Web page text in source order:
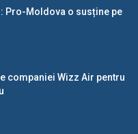
Pro-Moldova o susține pe
companiei Wizz Air pentru